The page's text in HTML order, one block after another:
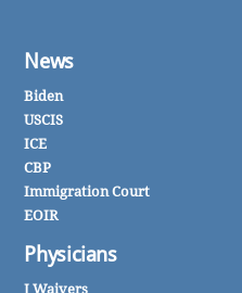
News
Biden
USCIS
ICE
CBP
Immigration Court
EOIR
Physicians
J Waivers